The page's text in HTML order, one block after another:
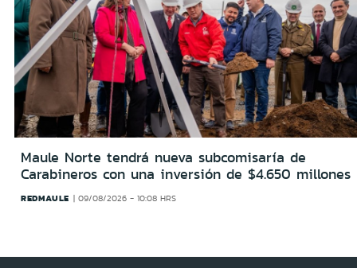
Maule Norte tendrá nueva subcomisaría de
Carabineros con una inversión de $4.650 millones
REDMAULE 09/08/2026 - 10:08 HRS